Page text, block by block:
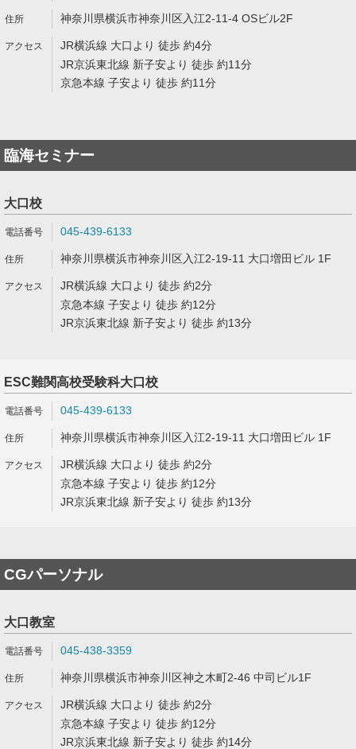
神奈川県横浜市神奈川区入江2-11-4 OSビル2F
JR横浜線 大口より 徒歩 約4分
JR京浜東北線 新子安より 徒歩 約11分
京急本線 子安より 徒歩 約11分
臨海セミナー
大口校
045-439-6133
神奈川県横浜市神奈川区入江2-19-11 大口増田ビル 1F
JR横浜線 大口より 徒歩 約2分
京急本線 子安より 徒歩 約12分
JR京浜東北線 新子安より 徒歩 約13分
ESC難関高校受験科大口校
045-439-6133
神奈川県横浜市神奈川区入江2-19-11 大口増田ビル 1F
JR横浜線 大口より 徒歩 約2分
京急本線 子安より 徒歩 約12分
JR京浜東北線 新子安より 徒歩 約13分
CGパーソナル
大口教室
045-438-3359
神奈川県横浜市神奈川区神之木町2-46 中司ビル1F
JR横浜線 大口より 徒歩 約2分
京急本線 子安より 徒歩 約12分
JR京浜東北線 新子安より 徒歩 約14分